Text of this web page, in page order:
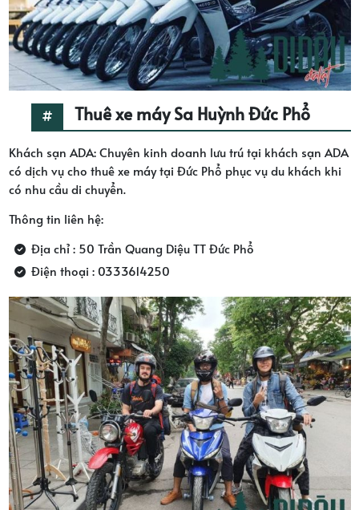
Thuê xe máy Sa Huỳnh Đức Phổ
Khách sạn ADA: Chuyên kinh doanh lưu trú tại khách sạn ADA
có dịch vụ cho thuê xe máy tại Đức Phổ phục vụ du khách khi
có nhu cầu di chuyển.
Thông tin liên hệ:
Địa chỉ : 50 Trần Quang Diệu TT Đức Phổ
Điện thoại : 0333614250